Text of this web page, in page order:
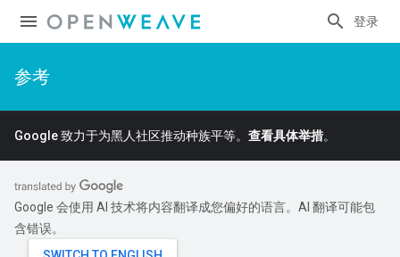
登录
参考
Google 致力于为黑人社区推动种族平等。 查看具体举措。
Google 会使用 AI 技术将内容翻译成您偏好的语言。AI 翻译可能包
含错误。